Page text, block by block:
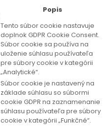
Popis
Tento súbor cookie nastavuje
doplnok GDPR Cookie Consent.
Súbor cookie sa používa na
uloženie súhlasu používateľa
pre súbory cookie v kategórii
„Analytické“.
Súbor cookie je nastavený na
základe súhlasu so súbormi
cookie GDPR na zaznamenanie
súhlasu používateľa pre súbory
cookie v kategórii „Funkčné“.